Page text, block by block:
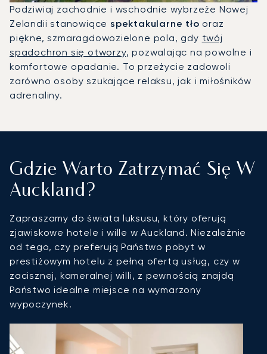
Podziwiaj zachodnie i wschodnie wybrzeże Nowej
Zelandii stanowiącespektakularne tło oraz
piękne, szmaragdowozielone pola, gdy twój
spadochron się otworzy, pozwalając na powolne i
komfortowe opadanie. To przeżycie zadowoli
zarówno osoby szukające relaksu, jak i miłośników
adrenaliny.
Gdzie Warto Zatrzymać Się W
Auckland?
Zapraszamy do świata luksusu, który oferują
zjawiskowe hotele i wille w Auckland. Niezależnie
od tego, czy preferują Państwo pobyt w
prestiżowym hotelu z pełną ofertą usług, czy w
zacisznej, kameralnej willi, z pewnością znajdą
Państwo idealne miejsce na wymarzony
wypoczynek.